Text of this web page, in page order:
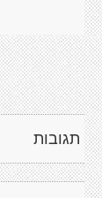
תגובות